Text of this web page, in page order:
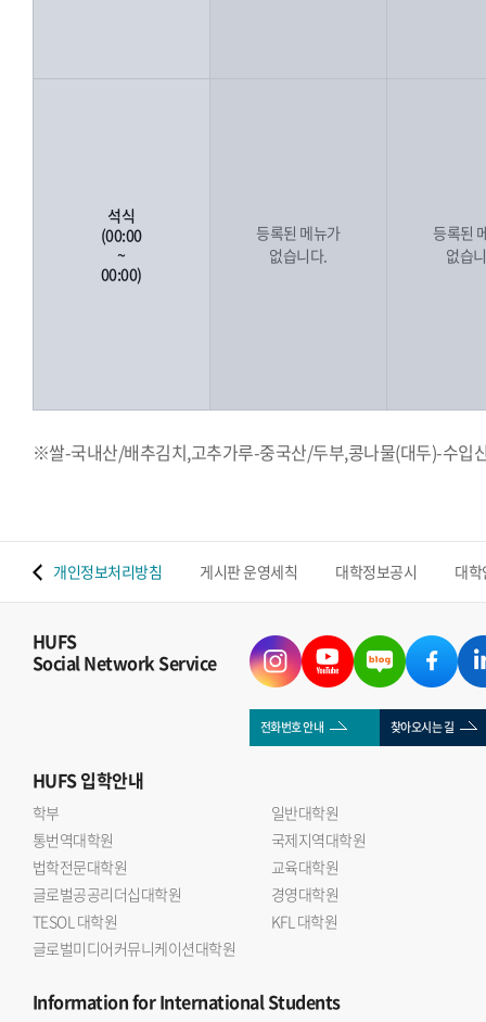
석식
(00:00
~
00:00)
등록된 메뉴가
없습니다.
등록된
없습
※쌀-국내산/배추김치,고추가루-중국산/두부,콩나물(대두)-수입
개인정보처리방침 게시판 운영세칙 대학정보공시 대
HUFS
Social Network Service
전화번호 안내 찾아오시는 길
HUFS입학안내
학부
일반대학원
통번역대학원
국제지역대학원
법학전문대학원
교육대학원
글로벌공공리더십대학원
경영대학원
TESOL 대학원
KFL 대학원
글로벌미디어커뮤니케이션대학원
Informationfor International Students